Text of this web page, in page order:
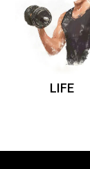
LIFE